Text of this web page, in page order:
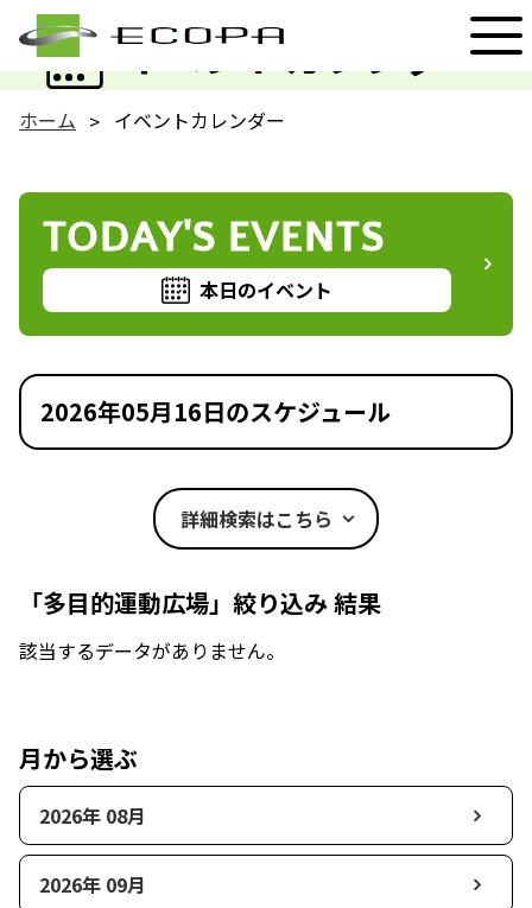
イベントカレンダー
EVENT
ホーム イベントカレンダー
TODAY'S EVENTS
本日のイベント
2026年05月16日のスケジュール
詳細検索はこちら
「多目的運動広場」絞り込み 結果
該当するデータがありません。
月から選ぶ
2026年 08月
2026年 09月